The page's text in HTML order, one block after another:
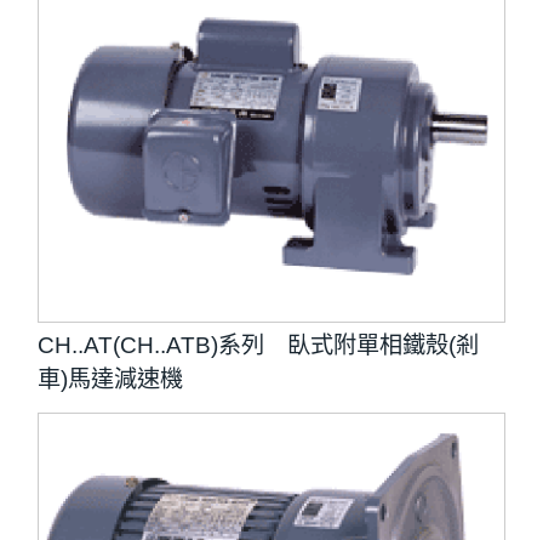
CH..AT(CH..ATB)系列 臥式附單相鐵殼(剎
車)馬達減速機